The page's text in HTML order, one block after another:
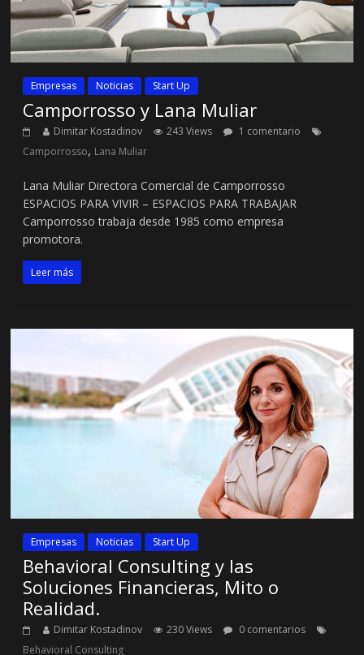
Empresas Noticias Start Up
Camporrosso y Lana Muliar
Dimitar Kostadinov 243 Views
1 comentario
Camporrosso, Lana Muliar
Lana Muliar Directora Comercial de Camporrosso
ESPACIOS PARA VIVIR – ESPACIOS PARA TRABAJAR
Camporrosso trabaja desde 1985 como empresa
promotora.
Leer más
Empresas Noticias Start Up
Behavioral Consulting y las
Soluciones Financieras, Mito o
Realidad.
Dimitar Kostadinov 230 Views
0 comentarios
Behavioral Consulting